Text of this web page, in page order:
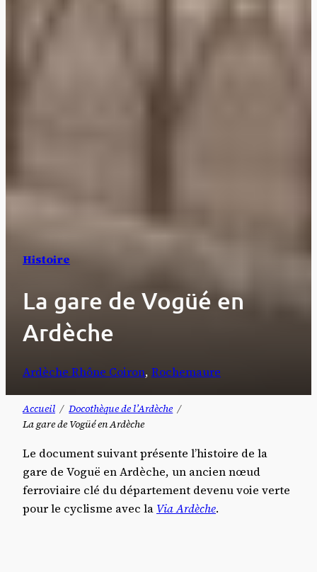
Histoire
La gare de Vogüé en
Ardèche
Ardèche Rhône Coiron, Rochemaure
Accueil
Docothèque de l’Ardèche
La gare de Vogüé en Ardèche
Le document suivant présente l’histoire de la
gare de Voguë en Ardèche, un ancien nœud
ferroviaire clé du département devenu voie verte
pour le cyclisme avec la Via Ardèche.